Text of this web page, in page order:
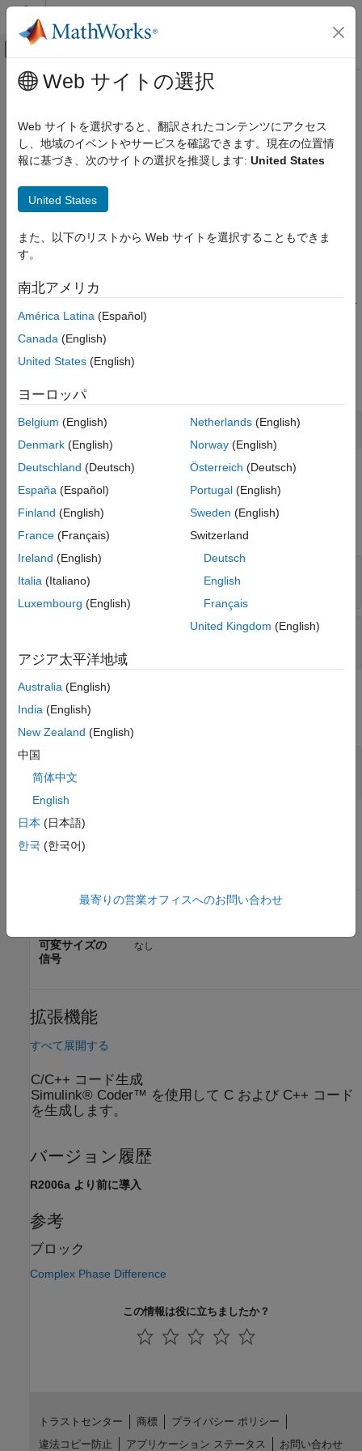
コンテンツへスキップ
オフキャンバス ナビゲーション メ
ドキュメンテーションのホーム
Communications Toolbox
RF 成分のモデル化
Complex Phase Shift
説明
ブロックの特性
拡張機能
バージョン履歴
参考
メインコンテンツ
Complex Phase Shift
複素信号への複素位相シフトの適用
説明
Complex Phase Shift ブロックは、複素位相シフトを複素信号に
適用します。このブロックは、対応する要素のそれぞれのペアを
独立して処理します。
例
QPSK 信号への複素位相シフトの適用
端子
すべて展開する
In —
入力信号
スカラー | 列ベクトル | 行列
出力
すべて展開する
スカラー | 列ベクトル | 行列
ブロックの特性
多次元信号 なし
可変サイズの
信号
なし
拡張機能
すべて展開する
C/C++ コード生成
Simulink® Coder™ を使用して C および C++ コード
を生成します。
バージョン履歴
R2006a より前に導入
参考
ブロック
Complex Phase Difference
この情報は役に立ちましたか？
Web サイトの選択
Web サイトを選択すると、翻訳されたコンテンツにアクセス
し、地域のイベントやサービスを確認できます。現在の位置情
報に基づき、次のサイトの選択を推奨します: United States
United States
また、以下のリストから Web サイトを選択することもできま
す。
南北アメリカ
América Latina (Español)
Canada (English)
United States (English)
ヨーロッパ
Belgium (English)
Denmark (English)
Deutschland (Deutsch)
España (Español)
Finland (English)
France (Français)
Ireland (English)
Italia (Italiano)
Luxembourg (English)
Netherlands(English)
Norway(English)
Österreich (Deutsch)
Portugal(English)
Sweden (English)
Switzerland
Deutsch
English
Français
United Kingdom (English)
アジア太平洋地域
Australia (English)
India (English)
New Zealand (English)
中国
简体中文
English
日本 (日本語)
한국 (한국어)
最寄りの営業オフィスへのお問い合わせ
トラストセンター 商標
プライバシー ポリシー
違法コピー防止
アプリケーション ステータス お問い合わせ